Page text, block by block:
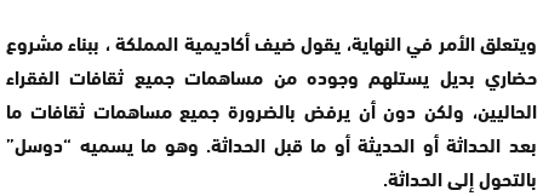
ويتعلق الأمر في النهاية، يقول ضيف أكاديمية المملكة ، ببناء مشروع
حضاري بديل يستلهم وجوده من مساهمات جميع ثقافات الفقراء
الحاليين، ولكن دون أن يرفض بالضرورة جميع مساهمات ثقافات ما
بعد الحداثة أو الحديثة أو ما قبل الحداثة. وهو ما يسميه “دوسل”
بالتحول إلى الحداثة.